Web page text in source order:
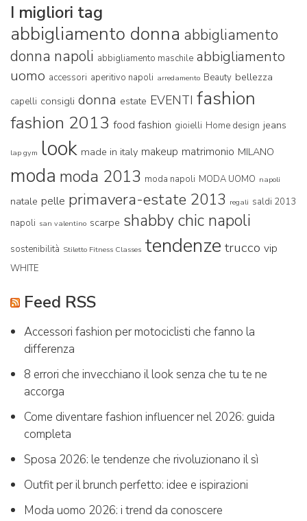
I migliori tag
abbigliamento donna abbigliamento
donna napoli abbigliamento maschile abbigliamento
uomo accessori aperitivo napoli arredamento Beauty bellezza
capelli consigli donna estate EVENTI fashion
fashion 2013 food fashion gioielli Home design jeans
lap gym look made in italy makeup matrimonio MILANO
moda moda 2013 moda napoli MODA UOMO napoli
natale pelle primavera-estate 2013 regali saldi 2013
napoli san valentino scarpe shabby chic napoli
sostenibilità Stiletto Fitness Classes tendenze trucco vip
WHITE
Feed RSS
Accessori fashion per motociclisti che fanno la
differenza
8 errori che invecchiano il look senza che tu te ne
accorga
Come diventare fashion influencer nel 2026: guida
completa
Sposa 2026: le tendenze che rivoluzionano il sì
Outfit per il brunch perfetto: idee e ispirazioni
Moda uomo 2026: i trend da conoscere